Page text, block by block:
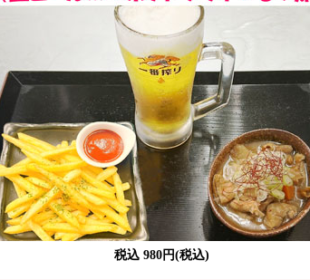
税込 980円(税込)